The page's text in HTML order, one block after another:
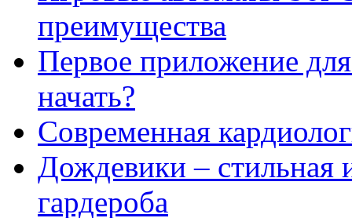
преимущества
Первое приложение
начать?
Современная
Дождевики – стильная
гардероба